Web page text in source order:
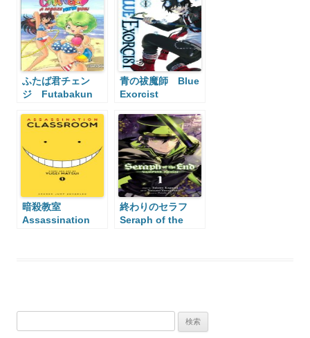
ふたば君チェン
ジ Futabakun
青の祓魔師 Blue
Exorcist
暗殺教室
Assassination
終わりのセラフ
Seraph of the